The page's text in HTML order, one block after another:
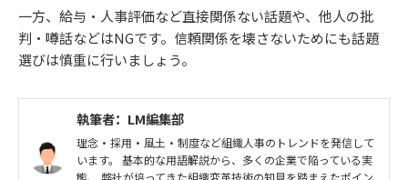
一方、給与・人事評価など直接関係ない話題や、他人の批
判・噂話などはNGです。信頼関係を壊さないためにも話題
選びは慎重に行いましょう。
執筆者：LM編集部
理念・採用・風土・制度など組織人事のトレンドを発信して
います。 基本的な用語解説から、多くの企業で陥っている実
態、 弊社が培ってきた組織変革技術の知見を踏まえたポイン